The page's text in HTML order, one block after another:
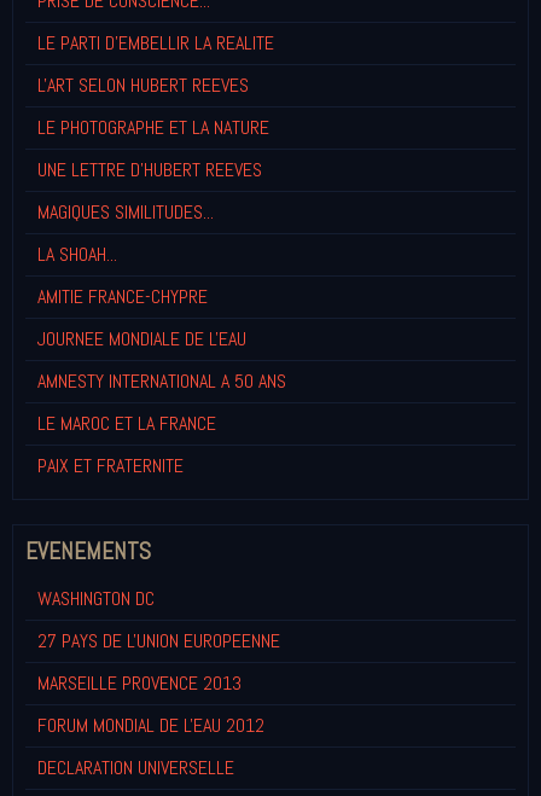
LE PARTI D'EMBELLIR LA REALITE
L'ART SELON HUBERT REEVES
LE PHOTOGRAPHE ET LA NATURE
UNE LETTRE D'HUBERT REEVES
MAGIQUES SIMILITUDES...
LA SHOAH...
AMITIE FRANCE-CHYPRE
JOURNEE MONDIALE DE L'EAU
AMNESTY INTERNATIONAL A 50 ANS
LE MAROC ET LA FRANCE
PAIX ET FRATERNITE
EVENEMENTS
WASHINGTON DC
27 PAYS DE L'UNION EUROPEENNE
MARSEILLE PROVENCE 2013
FORUM MONDIAL DE L'EAU 2012
DECLARATION UNIVERSELLE